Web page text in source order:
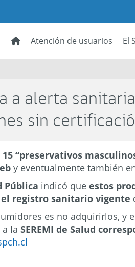
Atención de usuarios El
a alerta
sin
“preservativos
y eventualmente también
Pública indicó queestos
registro sanitario vigente
es no adquirirlos, y
a laSEREMI de Salud